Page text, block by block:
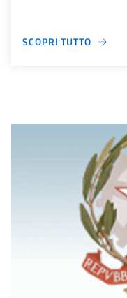
SCOPRI TUTTO